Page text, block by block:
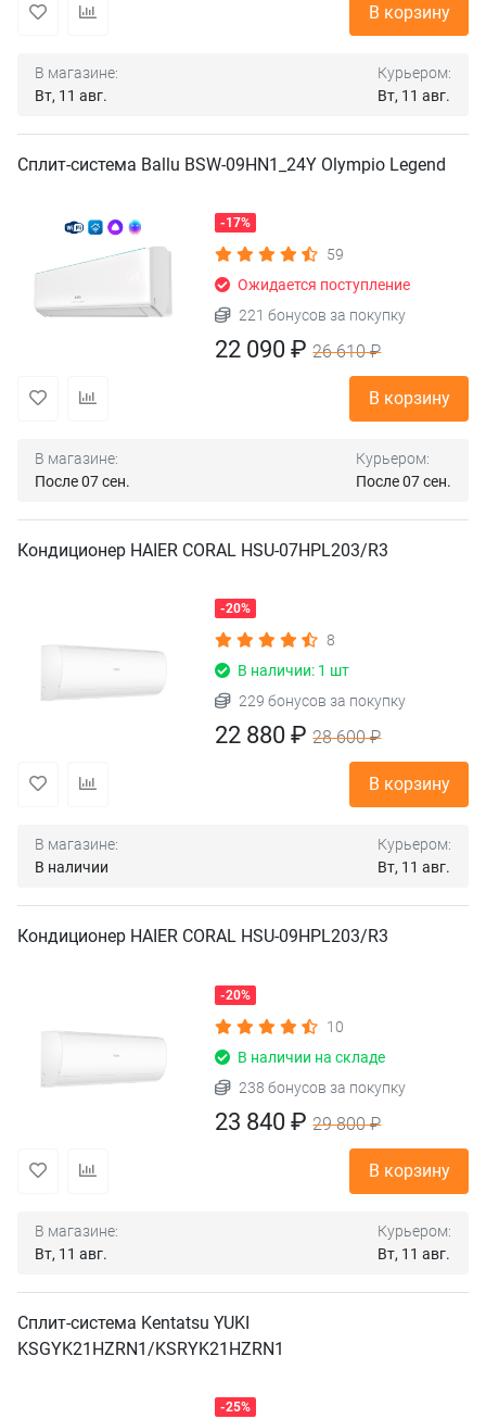
В корзину
В магазине:
Вт, 11 авг.
Курьером:
Вт, 11 авг.
Сплит-система Ballu BSW-09HN1_24Y Olympio Legend
-17%
59
Ожидается поступление
221 бонусов за покупку
22 090 ₽26 610 ₽
В корзину
В магазине:
После 07 сен.
Курьером:
После 07 сен.
Кондиционер HAIER CORAL HSU-07HPL203/R3
-20%
8
В наличии: 1 шт
229 бонусов за покупку
22 880 ₽28 600 ₽
В корзину
В магазине:
В наличии
Курьером:
Вт, 11 авг.
Кондиционер HAIER CORAL HSU-09HPL203/R3
-20%
10
В наличии на складе
238 бонусов за покупку
23 840 ₽29 800 ₽
В корзину
В магазине:
Вт, 11 авг.
Курьером:
Вт, 11 авг.
Сплит-система Kentatsu YUKI
KSGYK21HZRN1/KSRYK21HZRN1
-25%